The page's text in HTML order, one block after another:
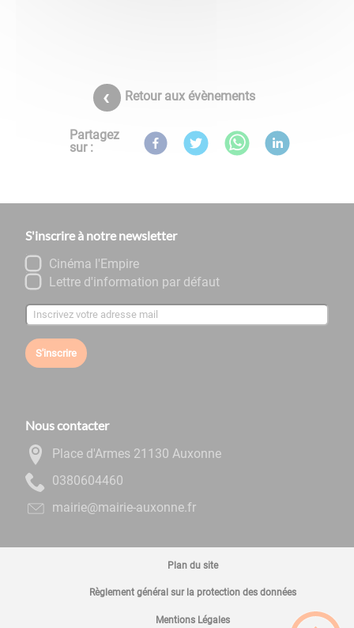
Retour aux évènements
Partagez
sur :
S'inscrire à notre newsletter
Cinéma l'Empire
Lettre d'information par défaut
S'inscrire
Nous contacter
Place d'Armes 21130 Auxonne
0644060830
rf.ennoxua-eiriam@eiriam
Plan du site
Règlement général sur la protection des données
Mentions Légales